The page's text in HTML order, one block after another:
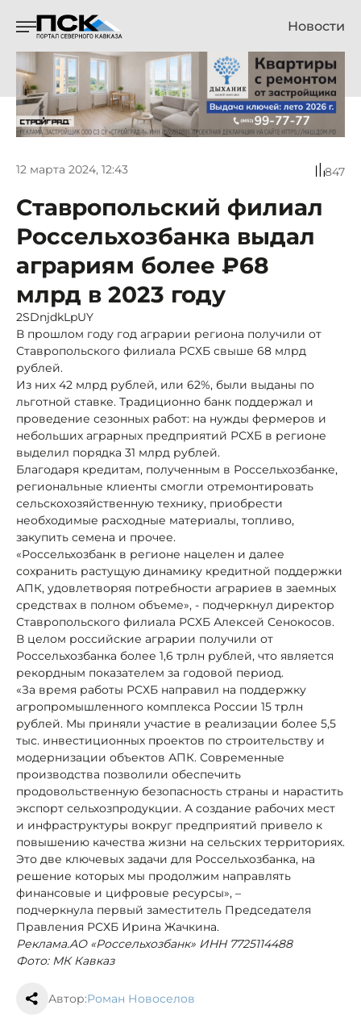
Новости
12 марта 2024, 12:43 847
Ставропольский филиал
Россельхозбанка выдал
аграриям более ₽68
млрд в 2023 году
2SDnjdkLpUY
В прошлом году год аграрии региона получили от
Ставропольского филиала РСХБ свыше 68 млрд
рублей.
Из них 42 млрд рублей, или 62%, были выданы по
льготной ставке. Традиционно банк поддержал и
проведение сезонных работ: на нужды фермеров и
небольших аграрных предприятий РСХБ в регионе
выделил порядка 31 млрд рублей.
Благодаря кредитам, полученным в Россельхозбанке,
региональные клиенты смогли отремонтировать
сельскохозяйственную технику, приобрести
необходимые расходные материалы, топливо,
закупить семена и прочее.
«Россельхозбанк в регионе нацелен и далее
сохранить растущую динамику кредитной поддержки
АПК, удовлетворяя потребности аграриев в заемных
средствах в полном объеме», - подчеркнул директор
Ставропольского филиала РСХБ Алексей Сенокосов.
В целом российские аграрии получили от
Россельхозбанка более 1,6 трлн рублей, что является
рекордным показателем за годовой период.
«За время работы РСХБ направил на поддержку
агропромышленного комплекса России 15 трлн
рублей. Мы приняли участие в реализации более 5,5
тыс. инвестиционных проектов по строительству и
модернизации объектов АПК. Современные
производства позволили обеспечить
продовольственную безопасность страны и нарастить
экспорт сельхозпродукции. А создание рабочих мест
и инфраструктуры вокруг предприятий привело к
повышению качества жизни на сельских территориях.
Это две ключевых задачи для Россельхозбанка, на
решение которых мы продолжим направлять
финансовые и цифровые ресурсы», –
подчеркнула первый заместитель Председателя
Правления РСХБ Ирина Жачкина.
Реклама.АО «Россельхозбанк» ИНН 7725114488
Фото: МК Кавказ
Автор:Роман Новоселов